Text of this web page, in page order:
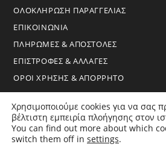
ΟΛΟΚΛΗΡΩΣΗ ΠΑΡΑΓΓΕΛΙΑΣ
ΕΠΙΚΟΙΝΩΝΙΑ
ΠΛΗΡΩΜΕΣ & ΑΠΟΣΤΟΛΕΣ
ΕΠΙΣΤΡΟΦΕΣ & ΑΛΛΑΓΕΣ
ΟΡΟΙ ΧΡΗΣΗΣ & ΑΠΟΡΡΗΤΟ
Copyright 2026 - BoraHome - All
Χρησιμοποιούμε cookies για να σας
βέλτιστη εμπειρία πλοήγησης στον
You can find out more about which
switch them off in settings.